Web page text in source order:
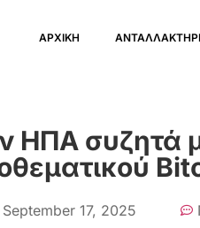
ΑΡΧΙΚΗ
ΗΠΑ συζητά
September 17, 2025